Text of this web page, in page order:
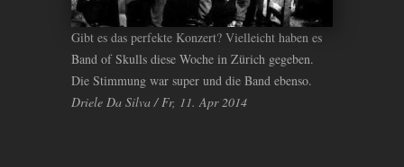
Gibt es das perfekte Konzert? Vielleicht haben es
Band of Skulls diese Woche in Zürich gegeben.
Die Stimmung war super und die Band ebenso.
Driele Da Silva / Fr, 11. Apr 2014